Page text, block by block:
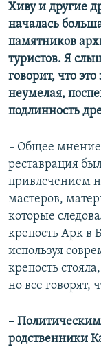
Хиву и другие
началась
памятников
туристов. Я
говорит, что
неумелая,
подлинность
– Общее мнение
реставрация
привлечением
мастеров,
которые
крепость Арк в
используя
крепость
но все говорят,
–
родственники